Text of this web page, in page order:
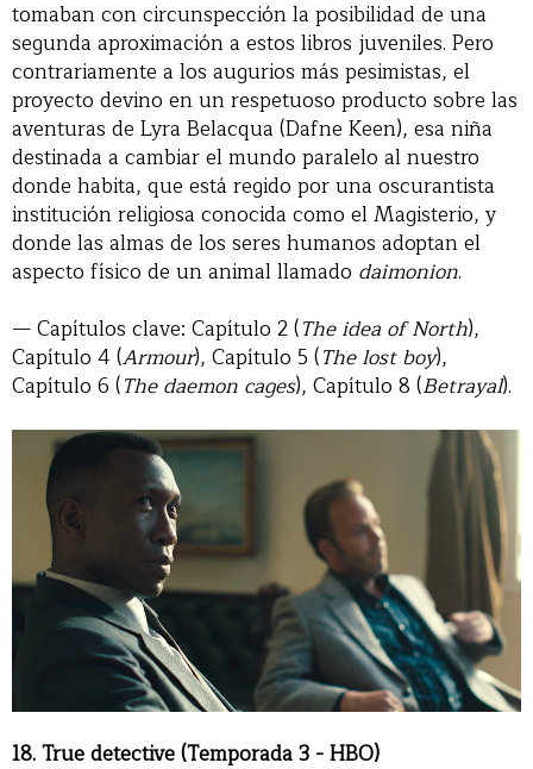
tomaban con circunspección la posibilidad de una
segunda aproximación a estos libros juveniles. Pero
contrariamente a los augurios más pesimistas, el
proyecto devino en un respetuoso producto sobre las
aventuras de Lyra Belacqua (Dafne Keen), esa niña
destinada a cambiar el mundo paralelo al nuestro
donde habita, que está regido por una oscurantista
institución religiosa conocida como el Magisterio, y
donde las almas de los seres humanos adoptan el
aspecto físico de un animal llamado daimonion.
— Capítulos clave: Capítulo 2 (The idea of North),
Capítulo 4 (Armour), Capítulo 5 (The lost boy),
Capítulo 6 (The daemon cages), Capítulo 8 (Betrayal).
18. True detective (Temporada 3 - HBO)